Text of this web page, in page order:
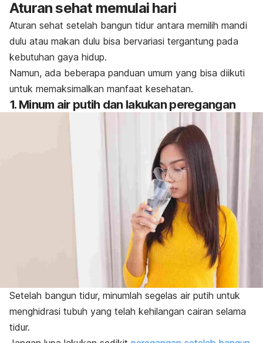
Aturan sehat memulai hari
Aturan sehat setelah bangun tidur antara memilih mandi
dulu atau makan dulu bisa bervariasi tergantung pada
kebutuhan gaya hidup.
Namun, ada beberapa panduan umum yang bisa diikuti
untuk memaksimalkan manfaat kesehatan.
1. Minum air putih dan lakukan peregangan
Setelah bangun tidur, minumlah segelas air putih untuk
menghidrasi tubuh yang telah kehilangan cairan selama
tidur.